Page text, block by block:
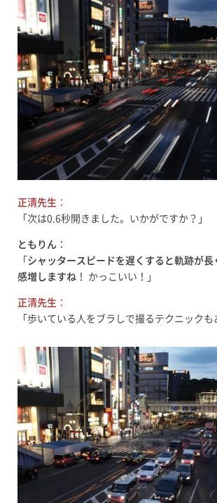
正清先生 ：
「次は0.6秒開きました。いかがですか？」
ともりん ：
「 シャッタースピードを遅くすると軌跡が長
感増しますね ！ かっこいい！」
正清先生 ：
「歩いている人をブラしで撮るテクニックも